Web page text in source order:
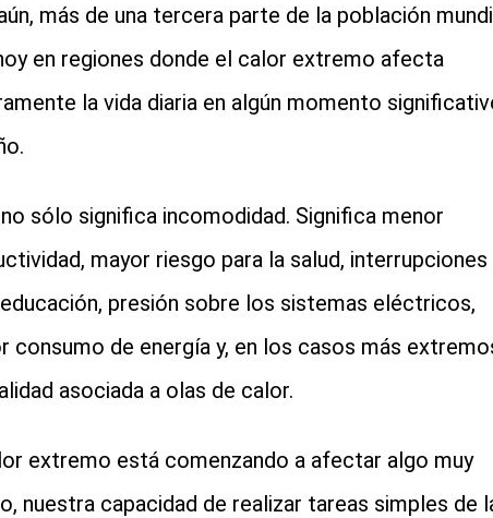
más de una tercera parte de la población
en regiones donde el calor extremo afecta
la vida diaria en algún momento
sólo significa incomodidad. Significa menor
mayor riesgo para la salud, interrupciones
presión sobre los sistemas eléctricos,
consumo de energía y, en los casos más
asociada a olas de calor.
extremo está comenzando a afectar algo muy
nuestra capacidad de realizar tareas simples de